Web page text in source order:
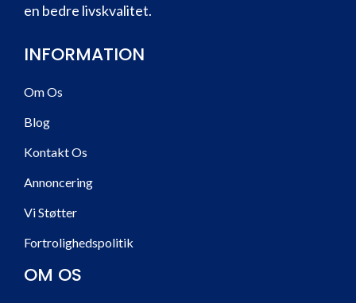
en bedre livskvalitet.
INFORMATION
Om Os
Blog
Kontakt Os
Annoncering
Vi Støtter
Fortrolighedspolitik
OM OS